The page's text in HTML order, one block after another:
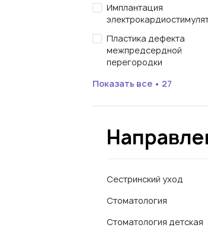
Имплантация
Пластика дефекта
межпредсердной
перегородки
Показать все • 27
Сестринский уход
Стоматология
Стоматология детская